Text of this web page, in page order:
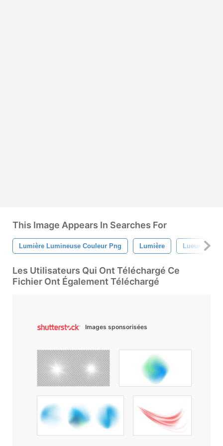
This Image Appears In Searches For
Lumière Lumineuse Couleur Png Lumière Lueur
Les Utilisateurs Qui Ont Téléchargé Ce
Fichier Ont Également Téléchargé
Images sponsorisées